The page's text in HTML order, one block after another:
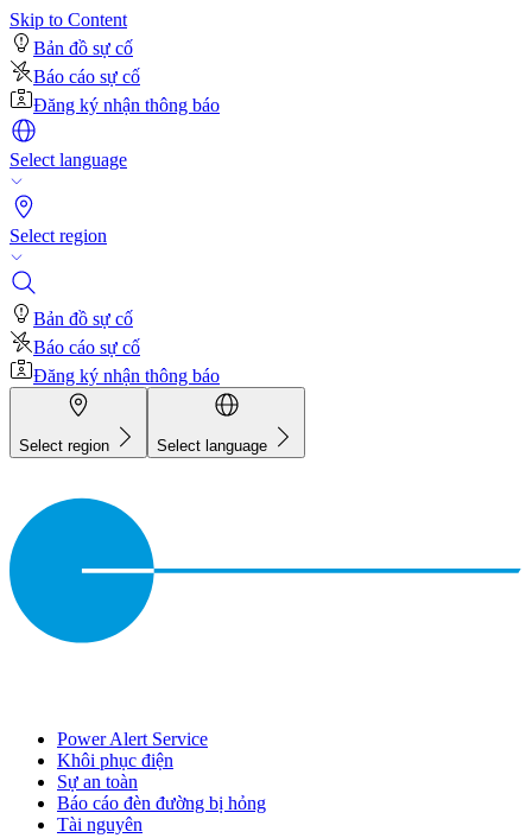
Skip to Content
Bản đồ sự cố
Báo cáo sự cố
Đăng ký nhận thông báo
Select language
Select region
Bản đồ sự cố
Báo cáo sự cố
Đăng ký nhận thông báo
Select region Select language
Power Alert Service
Khôi phục điện
Sự an toàn
Báo cáo đèn đường bị hỏng
Tài nguyên